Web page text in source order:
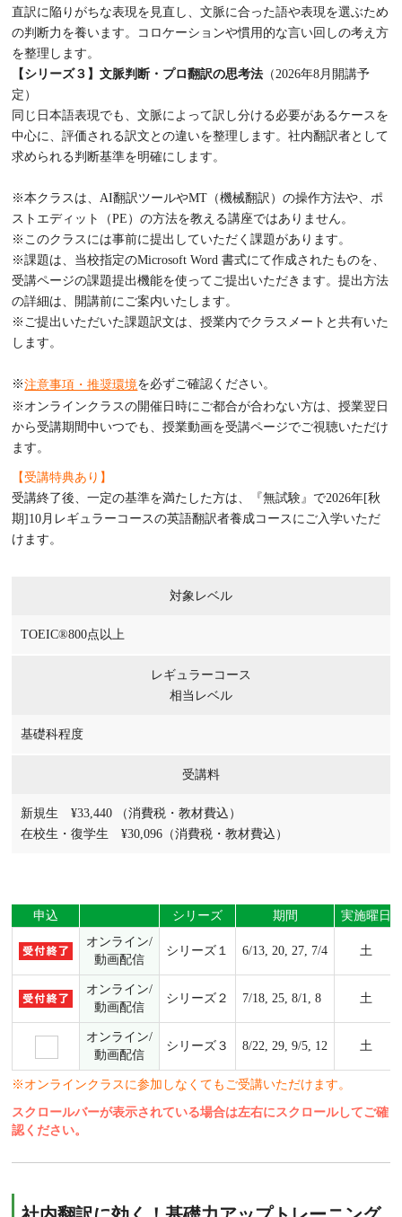
直訳に陥りがちな表現を見直し、文脈に合った語や表現を選ぶため
の判断力を養います。コロケーションや慣用的な言い回しの考え方
を整理します。
【シリーズ３】文脈判断・プロ翻訳の思考法 （2026年8月開講予
定）
同じ日本語表現でも、文脈によって訳し分ける必要があるケースを
中心に、評価される訳文との違いを整理します。社内翻訳者として
求められる判断基準を明確にします。
※本クラスは、AI翻訳ツールやMT（機械翻訳）の操作方法や、ポ
ストエディット（PE）の方法を教える講座ではありません。
※このクラスには事前に提出していただく課題があります。
※課題は、当校指定のMicrosoft Word 書式にて作成されたものを、
受講ページの課題提出機能を使ってご提出いただきます。提出方法
の詳細は、開講前にご案内いたします。
※ご提出いただいた課題訳文は、授業内でクラスメートと共有いた
します。
※注意事項・推奨環境を必ずご確認ください。
※オンラインクラスの開催日時にご都合が合わない方は、授業翌日
から受講期間中いつでも、授業動画を受講ページでご視聴いただけ
ます。
【受講特典あり】
受講終了後、一定の基準を満たした方は、『無試験』で2026年[秋
期]10月レギュラーコースの英語翻訳者養成コースにご入学いただ
けます。
対象レベル
TOEIC®800点以上
レギュラーコース
相当レベル
基礎科程度
受講料
新規生 ¥33,440 （消費税・教材費込）
在校生・復学生 ¥30,096（消費税・教材費込）
申込 シリーズ 期間
実施曜日
オンライン/
動画配信
シリーズ１ 6/13, 20, 27, 7/4 土
オンライン/
動画配信
シリーズ２ 7/18, 25, 8/1, 8 土
オンライン/
動画配信
シリーズ３ 8/22, 29, 9/5, 12 土
※オンラインクラスに参加しなくてもご受講いただけます。
スクロールバーが表示されている場合は左右にスクロールしてご確
認ください。